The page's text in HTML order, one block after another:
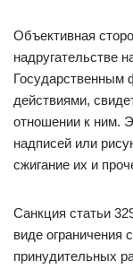
Объективная
надругательстве
Государственным
действиями,
отношении к ним.
надписей или
сжигание их и
Санкция статьи
виде ограничения
принудительных